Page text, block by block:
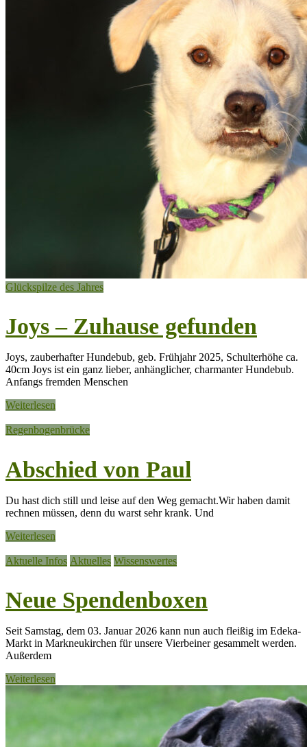
Glückspilze des Jahres
Joys – Zuhause gefunden
Joys, zauberhafter Hundebub, geb. Frühjahr 2025, Schulterhöhe ca.
40cm Joys ist ein ganz lieber, anhänglicher, charmanter Hundebub.
Anfangs fremden Menschen
Weiterlesen
Regenbogenbrücke
Abschied von Paul
Du hast dich still und leise auf den Weg gemacht.Wir haben damit
rechnen müssen, denn du warst sehr krank. Und
Weiterlesen
Aktuelle Infos Aktuelles Wissenswertes
Neue Spendenboxen
Seit Samstag, dem 03. Januar 2026 kann nun auch fleißig im Edeka-
Markt in Markneukirchen für unsere Vierbeiner gesammelt werden.
Außerdem
Weiterlesen